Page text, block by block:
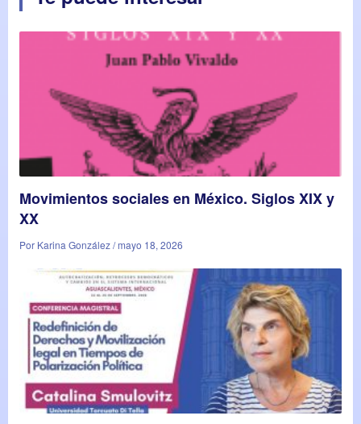
Movimientos sociales en México. Siglos XIX y
XX
Por Karina González / mayo 18, 2026